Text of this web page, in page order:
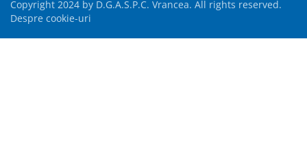
Copyright 2024 by D.G.A.S.P.C. Vrancea. All rights reserved.
Despre cookie-uri